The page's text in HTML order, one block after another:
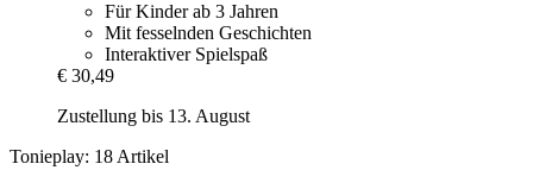
Für Kinder ab 3 Jahren
Mit fesselnden Geschichten
Interaktiver Spielspaß
€ 30,49
Zustellung bis 13. August
Tonieplay: 18 Artikel